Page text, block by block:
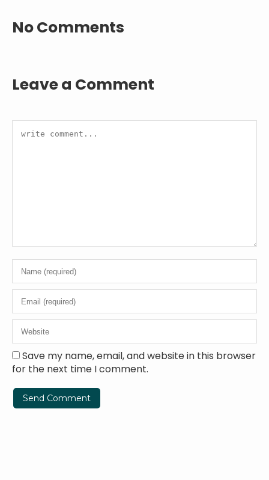
No Comments
Leave a Comment
Save my name, email, and website in this browser
for the next time I comment.